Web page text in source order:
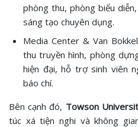
phòng thu, phòng biểu
sáng tạo chuyên dụng.
Media Center & Van
thu truyền hình, phòng
hiện đại, hỗ trợ sinh viên
báo chí.
Bên cạnh đó, Towson
túc xá tiện nghi và không